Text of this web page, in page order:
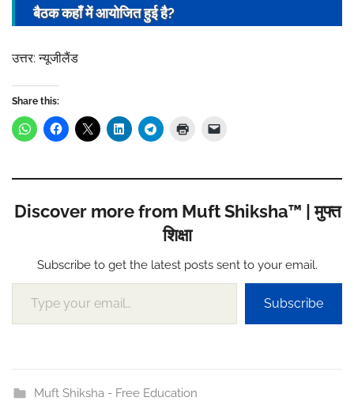
बैठक कहाँ में आयोजित हुई है?
उत्तर: न्यूजीलैंड
Share this:
Discover more from Muft Shiksha™ | मुफ्त
शिक्षा
Subscribe to get the latest posts sent to your email.
Type your email…
Subscribe
Muft Shiksha - Free Education